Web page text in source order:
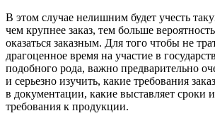
В этом случае нелишним будет учесть
чем крупнее заказ, тем больше
оказаться заказным. Для того чтобы не
драгоценное время на участие в
подобного рода, важно предваритель­но
и серьезно изучить, какие требования
в документации, какие выставляет сроки
требования к продукции.